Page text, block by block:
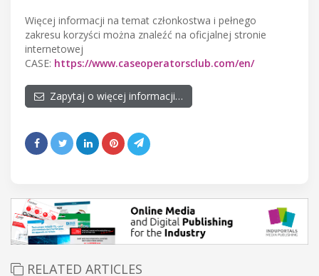
Więcej informacji na temat członkostwa i pełnego
zakresu korzyści można znaleźć na oficjalnej stronie
internetowej
CASE: https://www.caseoperatorsclub.com/en/
Zapytaj o więcej informacji…
RELATED ARTICLES